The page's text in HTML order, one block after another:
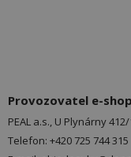
Provozovatel e-
PEAL a.s., U Plynárny
Telefon: +420 725 744 315